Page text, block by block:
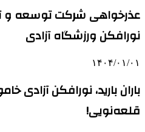
عذرخواهی شرکت توسعه و
نورافکن ورزشگاه آزادی
۱۴۰۴/۰۱/۰۱
باران بارید، نورافکن
قلعه‌نویی!